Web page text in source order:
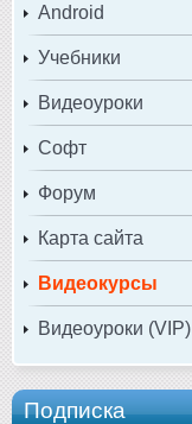
Android
Учебники
Видеоуроки
Софт
Форум
Карта сайта
Видеокурсы
Видеоуроки (VIP)
Подписка